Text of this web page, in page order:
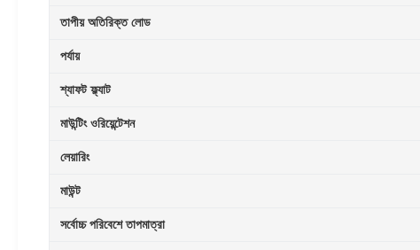
তাপীয় অতিরিক্ত লোড
পর্যায়
শ্যাফট ফ্ল্যাট
মাউন্টিং ওরিয়েন্টেশন
লেয়ারিং
মাউন্ট
সর্বোচ্চ পরিবেশে তাপমাত্রা